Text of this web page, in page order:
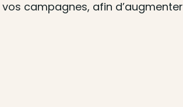
campagnes, afin d’augmenter